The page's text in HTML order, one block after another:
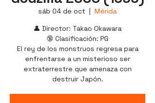
sáb 04 de oct
  |
Mérida
👤 Director: Takao Okawara
🔞 Clasificación: PG
El rey de los monstruos regresa para
enfrentarse a un misterioso ser
extraterrestre que amenaza con
destruir Japón.